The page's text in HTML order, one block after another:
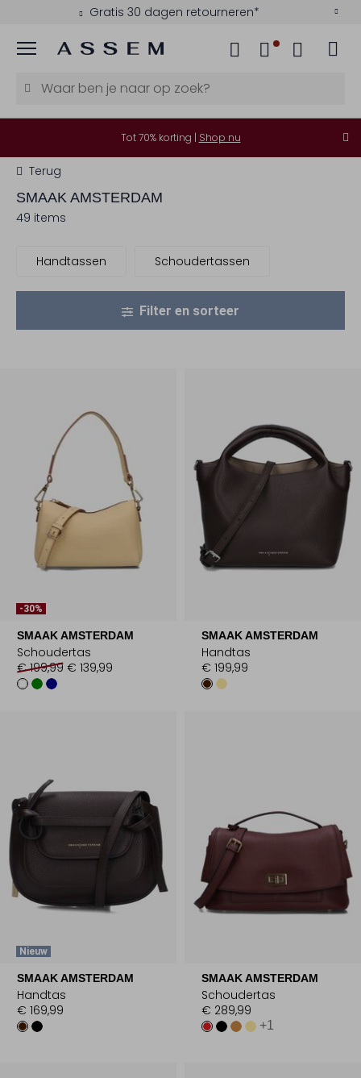
Gratis 30 dagen retourneren*
Menu
Tot 70% korting | Shop nu
Terug
SMAAK AMSTERDAM
49 items
Handtassen Schoudertassen
Filter en sorteer
-30%
SMAAK AMSTERDAM
Schoudertas
€ 199,99 € 139,99
SMAAK AMSTERDAM
Handtas
€ 199,99
Nieuw
SMAAK AMSTERDAM
Handtas
€ 169,99
SMAAK AMSTERDAM
Schoudertas
€ 289,99
+1